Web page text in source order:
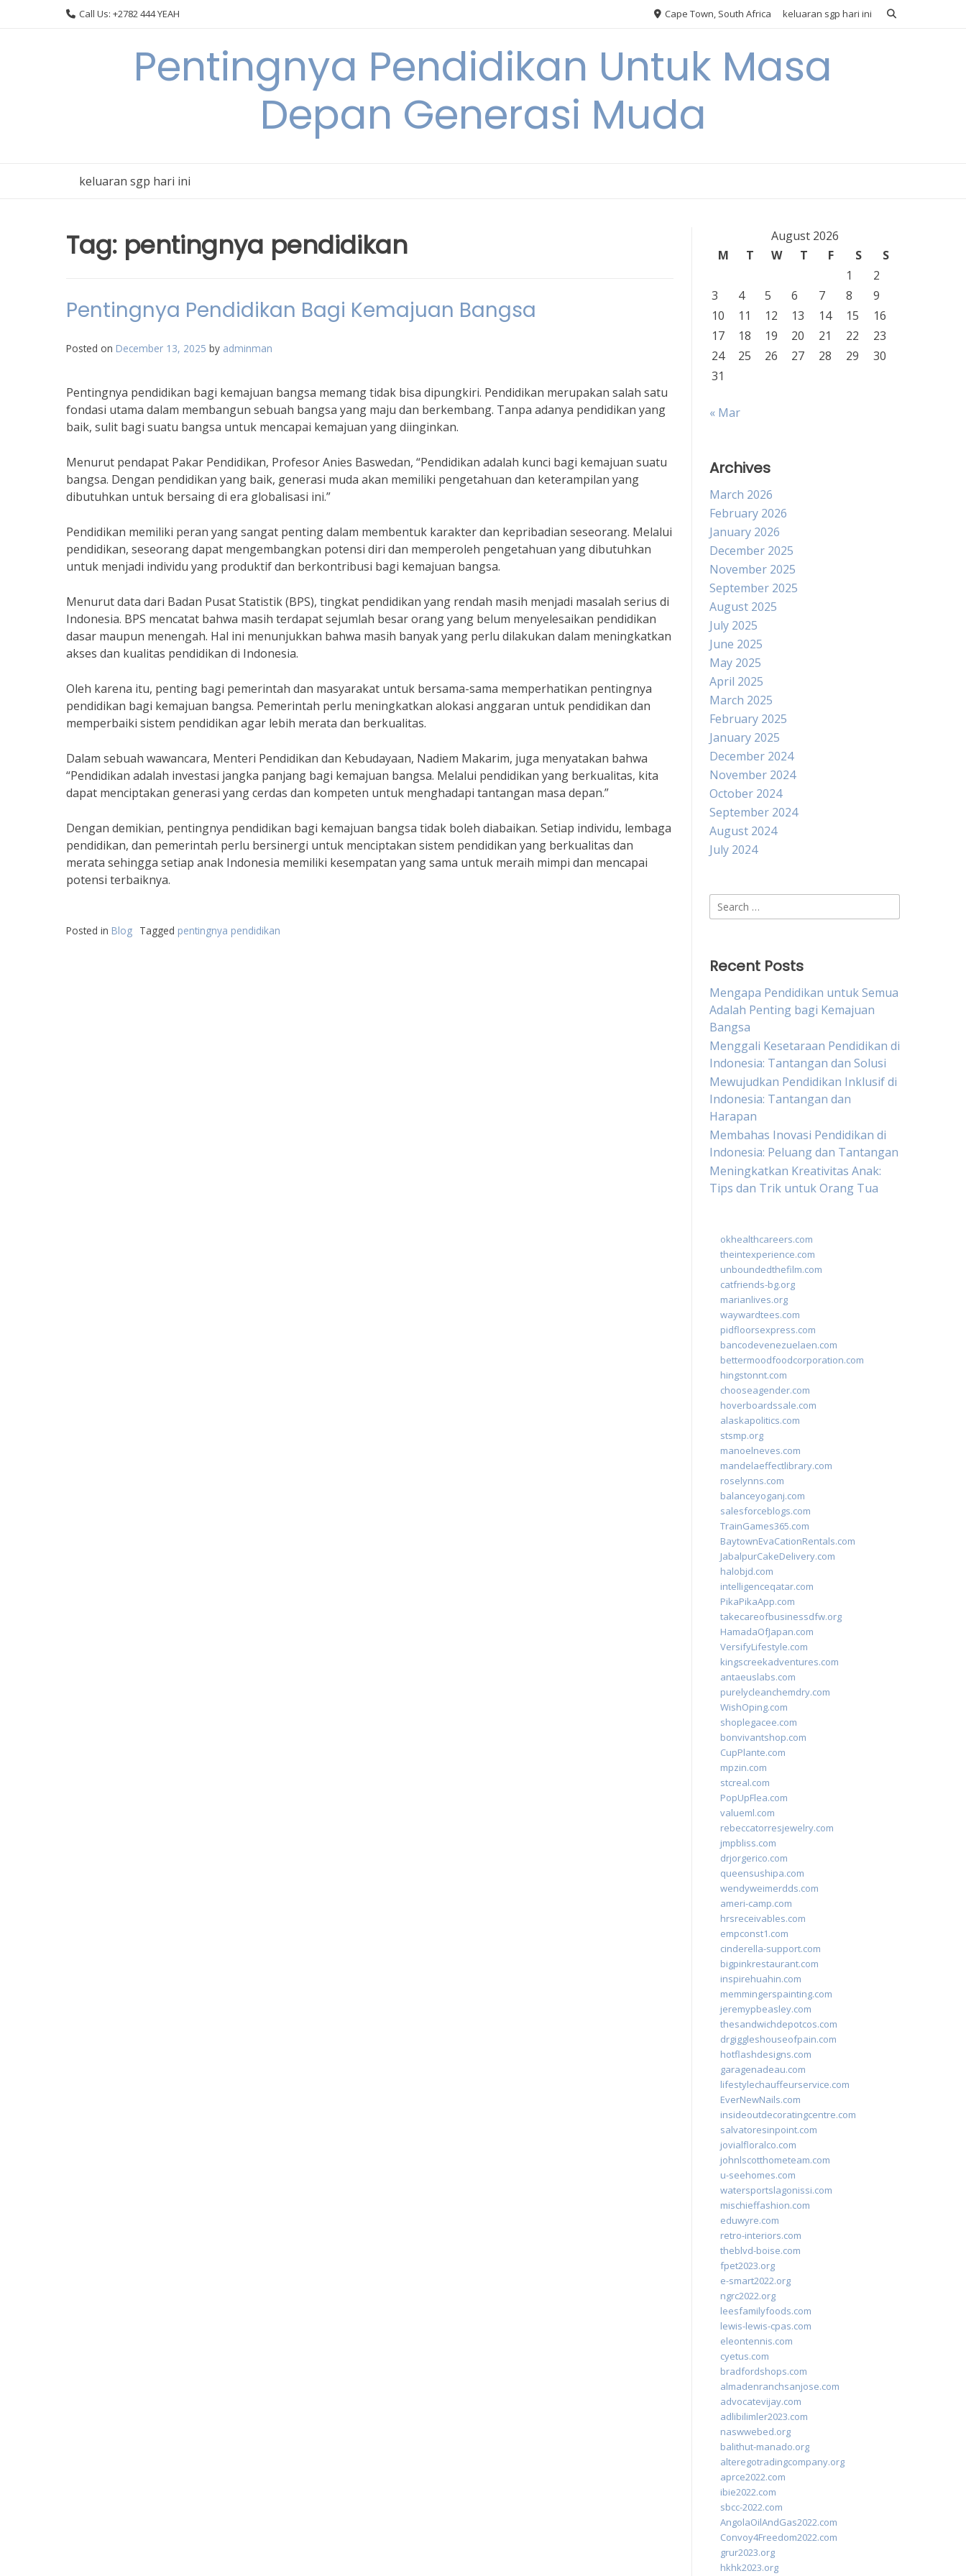
Call Us: +2782 444 YEAH Cape Town, South Africa keluaran sgp hari ini
Pentingnya Pendidikan Untuk Masa
Depan Generasi Muda
keluaran sgp hari ini
Tag: pentingnya pendidikan
Pentingnya Pendidikan Bagi Kemajuan Bangsa
Posted on December 13, 2025 by adminman
Pentingnya pendidikan bagi kemajuan bangsa memang tidak bisa dipungkiri. Pendidikan merupakan salah satu
fondasi utama dalam membangun sebuah bangsa yang maju dan berkembang. Tanpa adanya pendidikan yang
baik, sulit bagi suatu bangsa untuk mencapai kemajuan yang diinginkan.
Menurut pendapat Pakar Pendidikan, Profesor Anies Baswedan, “Pendidikan adalah kunci bagi kemajuan suatu
bangsa. Dengan pendidikan yang baik, generasi muda akan memiliki pengetahuan dan keterampilan yang
dibutuhkan untuk bersaing di era globalisasi ini.”
Pendidikan memiliki peran yang sangat penting dalam membentuk karakter dan kepribadian seseorang. Melalui
pendidikan, seseorang dapat mengembangkan potensi diri dan memperoleh pengetahuan yang dibutuhkan
untuk menjadi individu yang produktif dan berkontribusi bagi kemajuan bangsa.
Menurut data dari Badan Pusat Statistik (BPS), tingkat pendidikan yang rendah masih menjadi masalah serius di
Indonesia. BPS mencatat bahwa masih terdapat sejumlah besar orang yang belum menyelesaikan pendidikan
dasar maupun menengah. Hal ini menunjukkan bahwa masih banyak yang perlu dilakukan dalam meningkatkan
akses dan kualitas pendidikan di Indonesia.
Oleh karena itu, penting bagi pemerintah dan masyarakat untuk bersama-sama memperhatikan pentingnya
pendidikan bagi kemajuan bangsa. Pemerintah perlu meningkatkan alokasi anggaran untuk pendidikan dan
memperbaiki sistem pendidikan agar lebih merata dan berkualitas.
Dalam sebuah wawancara, Menteri Pendidikan dan Kebudayaan, Nadiem Makarim, juga menyatakan bahwa
“Pendidikan adalah investasi jangka panjang bagi kemajuan bangsa. Melalui pendidikan yang berkualitas, kita
dapat menciptakan generasi yang cerdas dan kompeten untuk menghadapi tantangan masa depan.”
Dengan demikian, pentingnya pendidikan bagi kemajuan bangsa tidak boleh diabaikan. Setiap individu, lembaga
pendidikan, dan pemerintah perlu bersinergi untuk menciptakan sistem pendidikan yang berkualitas dan
merata sehingga setiap anak Indonesia memiliki kesempatan yang sama untuk meraih mimpi dan mencapai
potensi terbaiknya.
Posted in Blog Tagged pentingnya pendidikan
August 2026
M
T W T F S
S
1
2
3
4 5 6 7 8
9
10
11 12 13 14 15
16
17
18 19 20 21 22
23
24
25 26 27 28 29
30
31
« Mar
Archives
March 2026
February 2026
January 2026
December 2025
November 2025
September 2025
August 2025
July 2025
June 2025
May 2025
April 2025
March 2025
February 2025
January 2025
December 2024
November 2024
October 2024
September 2024
August 2024
July 2024
Search
for:
Recent Posts
Mengapa Pendidikan untuk Semua
Adalah Penting bagi Kemajuan
Bangsa
Menggali Kesetaraan Pendidikan di
Indonesia: Tantangan dan Solusi
Mewujudkan Pendidikan Inklusif di
Indonesia: Tantangan dan
Harapan
Membahas Inovasi Pendidikan di
Indonesia: Peluang dan Tantangan
Meningkatkan Kreativitas Anak:
Tips dan Trik untuk Orang Tua
okhealthcareers.com
theintexperience.com
unboundedthefilm.com
catfriends-bg.org
marianlives.org
waywardtees.com
pidfloorsexpress.com
bancodevenezuelaen.com
bettermoodfoodcorporation.com
hingstonnt.com
chooseagender.com
hoverboardssale.com
alaskapolitics.com
stsmp.org
manoelneves.com
mandelaeffectlibrary.com
roselynns.com
balanceyoganj.com
salesforceblogs.com
TrainGames365.com
BaytownEvaCationRentals.com
JabalpurCakeDelivery.com
halobjd.com
intelligenceqatar.com
PikaPikaApp.com
takecareofbusinessdfw.org
HamadaOfJapan.com
VersifyLifestyle.com
kingscreekadventures.com
antaeuslabs.com
purelycleanchemdry.com
WishOping.com
shoplegacee.com
bonvivantshop.com
CupPlante.com
mpzin.com
stcreal.com
PopUpFlea.com
valueml.com
rebeccatorresjewelry.com
jmpbliss.com
drjorgerico.com
queensushipa.com
wendyweimerdds.com
ameri-camp.com
hrsreceivables.com
empconst1.com
cinderella-support.com
bigpinkrestaurant.com
inspirehuahin.com
memmingerspainting.com
jeremypbeasley.com
thesandwichdepotcos.com
drgiggleshouseofpain.com
hotflashdesigns.com
garagenadeau.com
lifestylechauffeurservice.com
EverNewNails.com
insideoutdecoratingcentre.com
salvatoresinpoint.com
jovialfloralco.com
johnlscotthometeam.com
u-seehomes.com
watersportslagonissi.com
mischieffashion.com
eduwyre.com
retro-interiors.com
theblvd-boise.com
fpet2023.org
e-smart2022.org
ngrc2022.org
leesfamilyfoods.com
lewis-lewis-cpas.com
eleontennis.com
cyetus.com
bradfordshops.com
almadenranchsanjose.com
advocatevijay.com
adlibilimler2023.com
naswwebed.org
balithut-manado.org
alteregotradingcompany.org
aprce2022.com
ibie2022.com
sbcc-2022.com
AngolaOilAndGas2022.com
Convoy4Freedom2022.com
grur2023.org
hkhk2023.org